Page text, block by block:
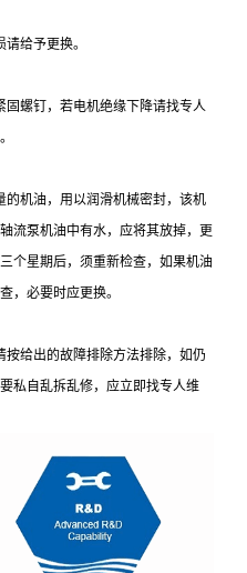
给予更换。
螺钉，若电机绝缘下降请找专人
固。
的机油，用以润滑机械密封，该机
流泵机油中有水，应将其放掉，更
个星期后，须重新检查，如果机油
查，必要时应更换。
给出的故障排除方法排除，如仍
私自乱拆乱修，应立即找专人维